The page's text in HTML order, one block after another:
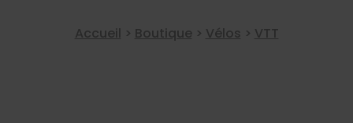
Accueil > Boutique > Vélos > VTT